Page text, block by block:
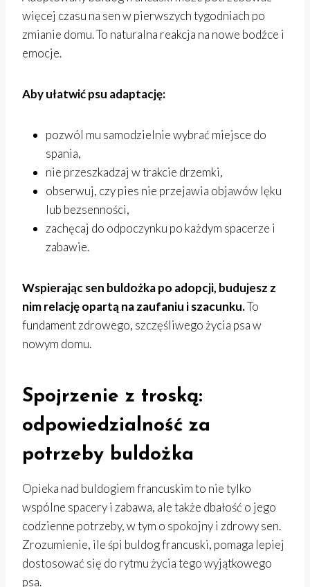
więcej czasu na sen w pierwszych tygodniach po
zmianie domu. To naturalna reakcja na nowe bodźce i
emocje.
Aby ułatwić psu adaptację:
pozwól mu samodzielnie wybrać miejsce do
spania,
nie przeszkadzaj w trakcie drzemki,
obserwuj, czy pies nie przejawia objawów lęku
lub bezsenności,
zachęcaj do odpoczynku po każdym spacerze i
zabawie.
Wspierając sen buldożka po adopcji, budujesz z
nim relację opartą na zaufaniu i szacunku.To
fundament zdrowego, szczęśliwego życia psa w
nowym domu.
Spojrzenie z troską:
odpowiedzialność za
potrzeby buldożka
Opieka nad buldogiem francuskim to nie tylko
wspólne spacery i zabawa, ale także dbałość o jego
codzienne potrzeby, w tym o spokojny i zdrowy sen.
Zrozumienie, ile śpi buldog francuski, pomaga lepiej
dostosować się do rytmu życia tego wyjątkowego
psa.